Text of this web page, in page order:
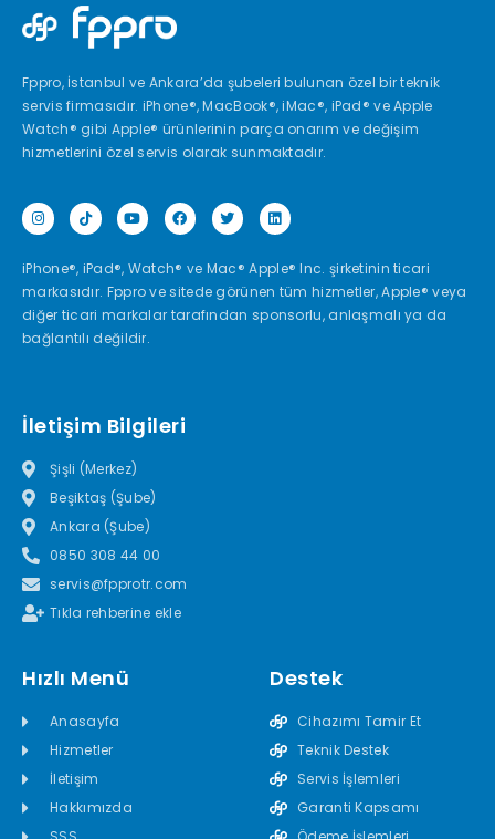
Fppro, İstanbul ve Ankara’da şubeleri bulunan özel bir teknik
servis firmasıdır. iPhone®, MacBook®, iMac®, iPad® ve Apple
Watch® gibi Apple® ürünlerinin parça onarım ve değişim
hizmetlerini özel servis olarak sunmaktadır.
iPhone®, iPad®, Watch® ve Mac® Apple® Inc. şirketinin ticari
markasıdır. Fppro ve sitede görünen tüm hizmetler, Apple® veya
diğer ticari markalar tarafından sponsorlu, anlaşmalı ya da
bağlantılı değildir.
İletişim Bilgileri
Şişli (Merkez)
Beşiktaş (Şube)
Ankara (Şube)
0850 308 44 00
servis@fpprotr.com
Tıkla rehberine ekle
Hızlı Menü
Anasayfa
Hizmetler
İletişim
Hakkımızda
Destek
Cihazımı Tamir Et
Teknik Destek
Servis İşlemleri
Garanti Kapsamı